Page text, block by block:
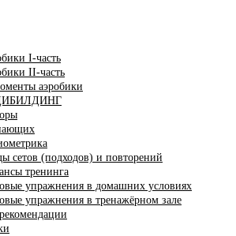
І-часть
ІІ-часть
аэробики
сетов (подходов) и повторений
тренинга
упражнения в домашних условиях
упражнения в тренажёрном зале